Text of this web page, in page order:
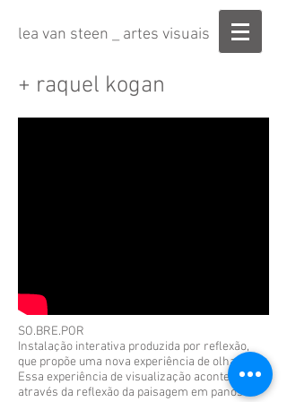
lea van steen _ artes visuais
+ raquel kogan
SO.BRE.POR
Instalação interativa produzida por reflexão,
que propõe uma nova experiência de olhar.
Essa experiência de visualização acontece
através da reflexão da paisagem em panos de